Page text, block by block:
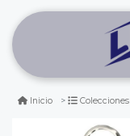
Inicio Colecciones